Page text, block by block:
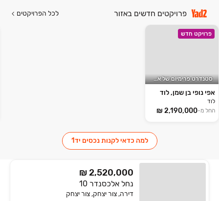
פרויקטים חדשים באזור לכל הפרויקטים
פרויקט חדש
סטנדרט פרימיום של אפי קפיטל
אפי נופי בן שמן, לוד
לוד
החל מ-
למה כדאי לקנות נכסים יד1
₪ 2,520,000
נחל אלכסנדר 10
דירה, צור יצחק, צור יצחק